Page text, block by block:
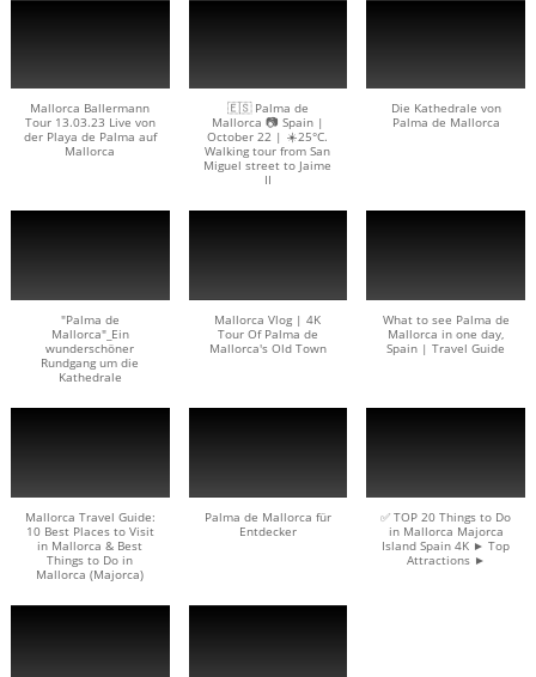
Mallorca Ballermann
Tour 13.03.23 Live von
der Playa de Palma auf
Mallorca
🇪🇸 Palma de
Mallorca 📷 Spain |
October 22 | ☀️25°C.
Walking tour from San
Miguel street to Jaime
II
Die Kathedrale von
Palma de Mallorca
"Palma de
Mallorca"_Ein
wunderschöner
Rundgang um die
Kathedrale
Mallorca Vlog | 4K
Tour Of Palma de
Mallorca's Old Town
What to see Palma de
Mallorca in one day,
Spain | Travel Guide
Mallorca Travel Guide:
10 Best Places to Visit
in Mallorca & Best
Things to Do in
Mallorca (Majorca)
Palma de Mallorca für
Entdecker
✅ TOP 20 Things to Do
in Mallorca Majorca
Island Spain 4K ► Top
Attractions ►